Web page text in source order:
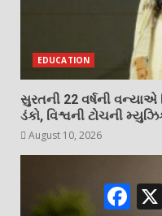
EDUCATION
સુરતની 22 વર્ષની વન્યાએ
ડંકો, વિશ્વની ટોચની
August 10, 2026